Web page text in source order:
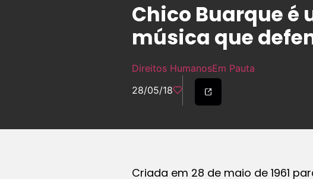
Chico Buarque é
música que
Direitos HumanosEm Pauta
28/05/18
Criada em 28 de maio de 1961